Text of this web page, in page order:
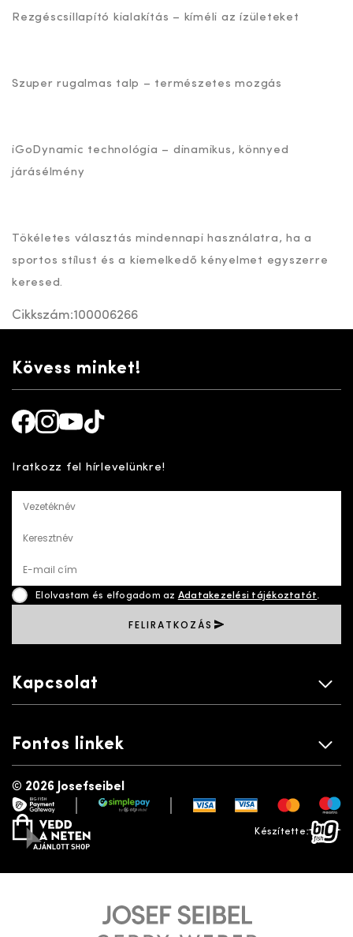
Rezgéscsillapító kialakítás – kíméli az ízületeket
Szuper rugalmas talp – természetes mozgás
iGoDynamic technológia – dinamikus, könnyed
járásélmény
Tökéletes választás mindennapi használatra, ha a
sportos stílust és a kiemelkedő kényelmet egyszerre
keresed.
Cikkszám:100006266
Kövess minket!
Iratkozz fel hírlevelünkre!
Vezetéknév
Keresztnév
E-mail cím
Elolvastam és elfogadom az Adatakezelési tájékoztatót.
FELIRATKOZÁS
Kapcsolat
Fontos linkek
© 2026 Josefseibel
payment gatewaysimplepay
vedd a neten
Készítette:bigfish